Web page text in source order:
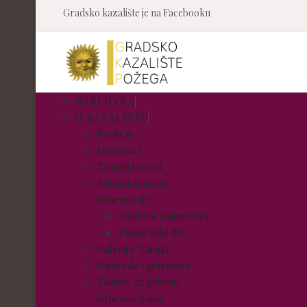
Gradsko kazalište je na Facebooku
NASLOVNA
O KAZALIŠTU
Povijest
Djelatnici
Tehnički uvjeti
Administrativne
informacije
Službeni dokumenti
Financijski dio
Galerija "Ciraki"
Nagrade i priznanja
Zahtjev za pristup
informacijama